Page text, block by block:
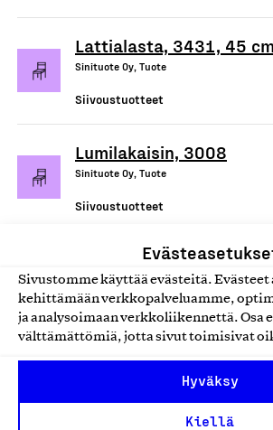
Sivustomme käyttää evästeitä.
kehittämään verkkopalveluamme,
ja analysoimaan verkkoliikennettä. Osa
välttämättömiä, jotta sivut toimisivat
Hyväksy
Kiellä
Lattialasta, 3431, 45 cm
Sinituote Oy, Tuote
Siivoustuotteet
Lumilakaisin, 3008
Sinituote Oy, Tuote
Siivoustuotteet
Mainio pesuaineet ihon
puhdistukseen
Hamina Handmade Oy, Tuote
Siivoustuotteet
Ecotex/Devteks